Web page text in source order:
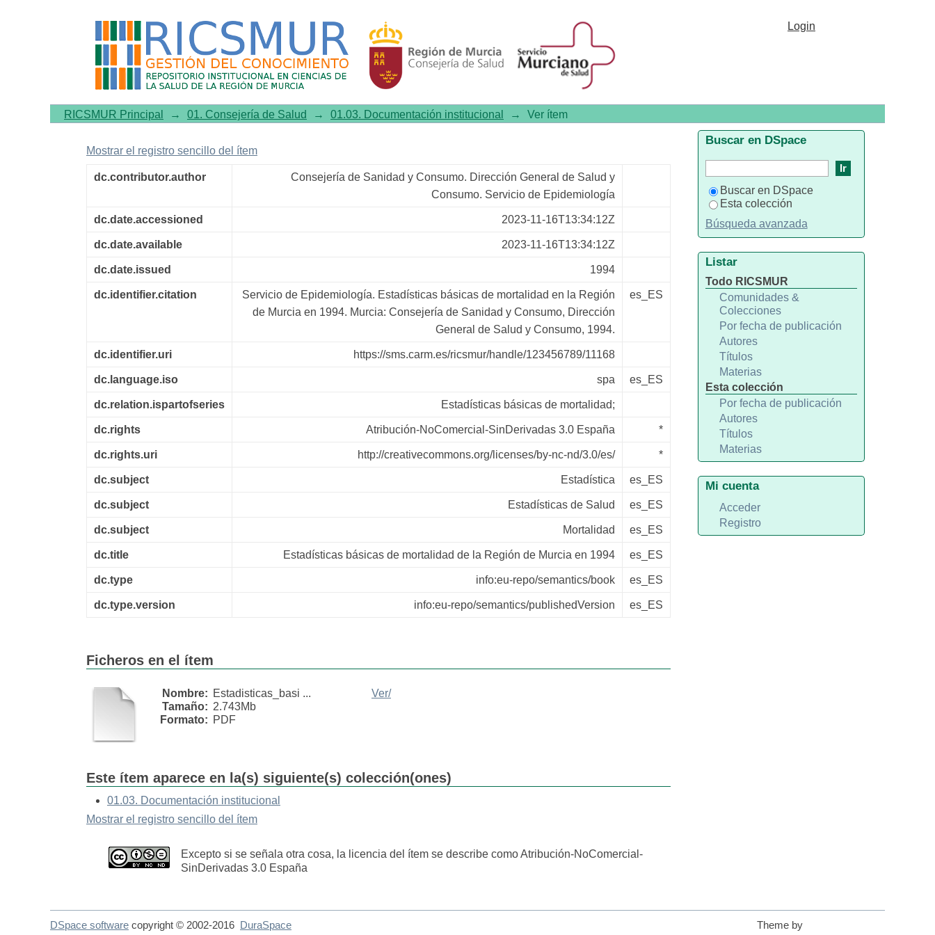
Estadísticas básicas de mortalidad de la Región de Murcia en 1994 Login
RICSMUR Principal → 01. Consejería de Salud → 01.03. Documentación institucional → Ver ítem
Mostrar el registro sencillo del ítem
dc.contributor.author
Consejería de Sanidad y Consumo. Dirección General de Salud y
Consumo. Servicio de Epidemiología
dc.date.accessioned 2023-11-16T13:34:12Z
dc.date.available 2023-11-16T13:34:12Z
dc.date.issued 1994
dc.identifier.citation
Servicio de Epidemiología. Estadísticas básicas de mortalidad en la Región
de Murcia en 1994. Murcia: Consejería de Sanidad y Consumo, Dirección
General de Salud y Consumo, 1994.
es_ES
dc.identifier.uri https://sms.carm.es/ricsmur/handle/123456789/11168
dc.language.iso spa es_ES
dc.relation.ispartofseries Estadísticas básicas de mortalidad;
dc.rights Atribución-NoComercial-SinDerivadas 3.0 España *
dc.rights.uri http://creativecommons.org/licenses/by-nc-nd/3.0/es/ *
dc.subject Estadística es_ES
dc.subject Estadísticas de Salud es_ES
dc.subject Mortalidad es_ES
dc.title Estadísticas básicas de mortalidad de la Región de Murcia en 1994 es_ES
dc.type info:eu-repo/semantics/book es_ES
dc.type.version info:eu-repo/semantics/publishedVersion es_ES
Ficheros en el ítem
Nombre: Estadisticas_basi ...
Tamaño: 2.743Mb
Formato: PDF
Ver/
Este ítem aparece en la(s) siguiente(s) colección(ones)
01.03. Documentación institucional
Mostrar el registro sencillo del ítem
Excepto si se señala otra cosa, la licencia del ítem se describe como Atribución-NoComercial-
SinDerivadas 3.0 España
Buscar en DSpace
Buscar en DSpace
Esta colección
Búsqueda avanzada
Listar
Todo RICSMUR
Comunidades &
Colecciones
Por fecha de publicación
Autores
Títulos
Materias
Esta colección
Por fecha de publicación
Autores
Títulos
Materias
Mi cuenta
Acceder
Registro
DSpace software copyright © 2002-2016 DuraSpace Theme by